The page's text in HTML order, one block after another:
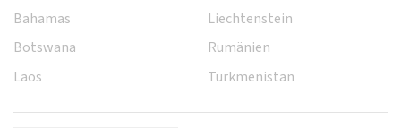
Bahamas
Botswana
Laos
Liechtenstein
Rumänien
Turkmenistan